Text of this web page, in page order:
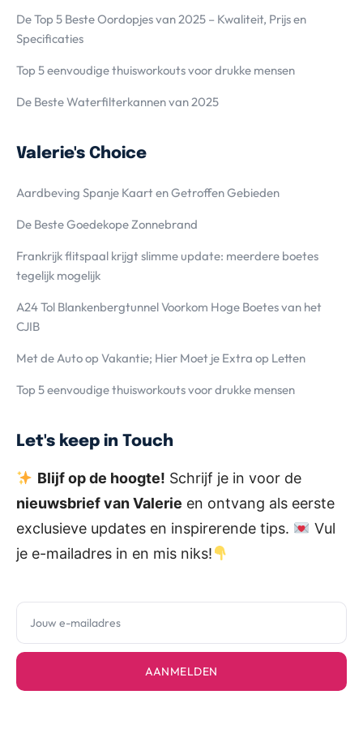
De Top 5 Beste Oordopjes van 2025 – Kwaliteit, Prijs en
Specificaties
Top 5 eenvoudige thuisworkouts voor drukke mensen
De Beste Waterfilterkannen van 2025
Valerie's Choice
Aardbeving Spanje Kaart en Getroffen Gebieden
De Beste Goedekope Zonnebrand
Frankrijk flitspaal krijgt slimme update: meerdere boetes
tegelijk mogelijk
A24 Tol Blankenbergtunnel Voorkom Hoge Boetes van het
CJIB
Met de Auto op Vakantie; Hier Moet je Extra op Letten
Top 5 eenvoudige thuisworkouts voor drukke mensen
Let's keep in Touch
Blijf op de hoogte! Schrijf je in voor de
nieuwsbrief van Valerie en ontvang als eerste
exclusieve updates en inspirerende tips.
Vul
je e-mailadres in en mis niks!
AANMELDEN